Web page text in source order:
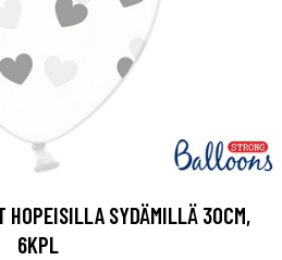
HOPEISILLA SYDÄMILLÄ 30CM,
6KPL